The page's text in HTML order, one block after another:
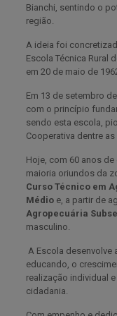
Bianchi, sentindo o
região.
A ideia foi
Escola Técnica Rural
em 20 de maio de
Em 13 de setembro
com o princípio
sendo esta escola,
Cooperativa dentre
Hoje, com 60 anos
maioria oriundos da
Curso Técnico em
Médioe, a partir de
Agropecuária
masculino.
A Escola desenvolve
educando, o
realização individual
cidadania.